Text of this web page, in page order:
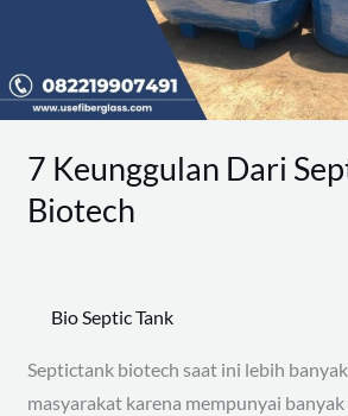
7 Keunggulan Dari
Biotech
Bio Septic Tank
Septictank biotech saat ini lebih
masyarakat karena mempunyai